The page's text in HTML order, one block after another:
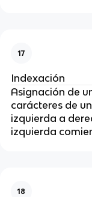
17
Indexación
Asignación de
carácteres de
izquierda a
izquierda
18